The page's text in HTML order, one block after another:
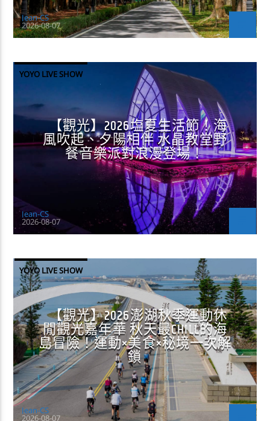
Jean-CS
2026-08-07
YOYO LIVE SHOW
【觀光】2026塩夏生活節！海
風吹起、夕陽相伴 水晶教堂野
餐音樂派對浪漫登場！
Jean-CS
2026-08-07
YOYO LIVE SHOW
【觀光】2026澎湖秋季運動休
閒觀光嘉年華 秋天最CHILL的海
島冒險！運動×美食×秘境一次解
鎖
Jean-CS
2026-08-07